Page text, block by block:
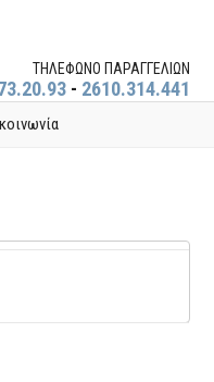
ΤΗΛΕΦΩΝΟ ΠΑΡΑΓΓΕΛΙΩΝ
- 2610.314.441